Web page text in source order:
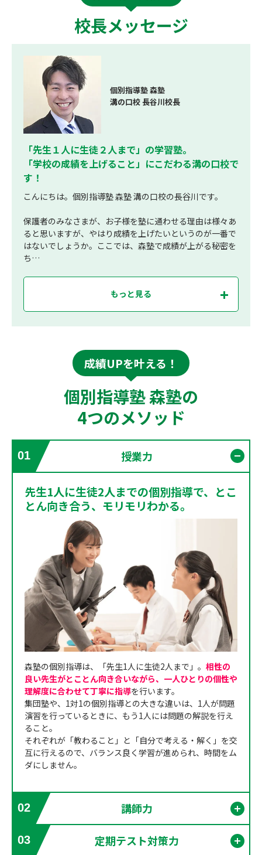
校長メッセージ
個別指導塾 森塾
溝の口校 長谷川校長
「先生１人に生徒２人まで」の学習塾。
「学校の成績を上げること」にこだわる溝の口校で
す！
こんにちは。個別指導塾 森塾 溝の口校の長谷川です。
保護者のみなさまが、お子様を塾に通わせる理由は様々あ
ると思いますが、やはり成績を上げたいというのが一番で
はないでしょうか。ここでは、森塾で成績が上がる秘密を
ち…
もっと見る
成績UPを叶える！
個別指導塾 森塾の
4つのメソッド
01 授業力
先生1人に生徒2人までの個別指導で、とこ
とん向き合う、モリモリわかる。
森塾の個別指導は、「先生1人に生徒2人まで」。 相性の
良い先生がとことん向き合いながら、一人ひとりの個性や
理解度に合わせて丁寧に指導を行います。
集団塾や、1対1の個別指導との大きな違いは、1人が問題
演習を行っているときに、もう1人には問題の解説を行え
ること。
それぞれが「教わること」と「自分で考える・解く」を交
互に行えるので、バランス良く学習が進められ、時間をム
ダにしません。
02 講師力
03 定期テスト対策力